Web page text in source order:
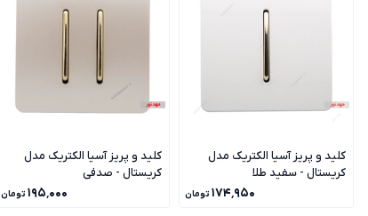
کلید و پریز آسیا الکتریک مدل
کریستال - سفید طلا
۱۷۴٬۹۵۰ تومان
کلید و پریز آسیا الکتریک مدل
کریستال - صدفی
۱۹۵٬۰۰۰ تومان